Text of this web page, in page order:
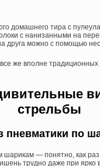
домашнего тира с
с нанизанными на
друга можно с помощью
все же вполне
стрельбы
пневматики по
— понятно, как
трудно даже при